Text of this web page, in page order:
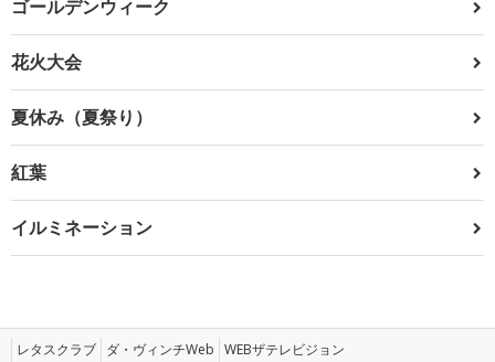
ゴールデンウィーク
花火大会
夏休み（夏祭り）
紅葉
イルミネーション
レタスクラブ ダ・ヴィンチWeb WEBザテレビジョン